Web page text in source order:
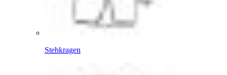
Stehkragen